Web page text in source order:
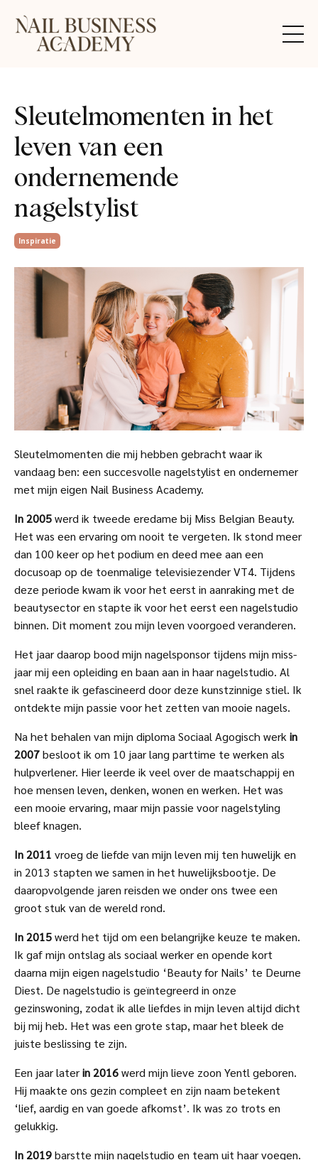
Sleutelmomenten in het
leven van een
ondernemende
nagelstylist
Inspiratie
Sleutelmomenten die mij hebben gebracht waar ik
vandaag ben: een succesvolle nagelstylist en ondernemer
met mijn eigen Nail Business Academy.
In 2005werd ik tweede eredame bij Miss Belgian Beauty.
Het was een ervaring om nooit te vergeten. Ik stond meer
dan 100 keer op het podium en deed mee aan een
docusoap op de toenmalige televisiezender VT4. Tijdens
deze periode kwam ik voor het eerst in aanraking met de
beautysector en stapte ik voor het eerst een nagelstudio
binnen. Dit moment zou mijn leven voorgoed veranderen.
Het jaar daarop bood mijn nagelsponsor tijdens mijn miss-
jaar mij een opleiding en baan aan in haar nagelstudio. Al
snel raakte ik gefascineerd door deze kunstzinnige stiel. Ik
ontdekte mijn passie voor het zetten van mooie nagels.
Na het behalen van mijn diploma Sociaal Agogisch werk in
2007besloot ik om 10 jaar lang parttime te werken als
hulpverlener. Hier leerde ik veel over de maatschappij en
hoe mensen leven, denken, wonen en werken. Het was
een mooie ervaring, maar mijn passie voor nagelstyling
bleef knagen.
In 2011 vroeg de liefde van mijn leven mij ten huwelijk en
in 2013 stapten we samen in het huwelijksbootje. De
daaropvolgende jaren reisden we onder ons twee een
groot stuk van de wereld rond.
In 2015werd het tijd om een belangrijke keuze te maken.
Ik gaf mijn ontslag als sociaal werker en opende kort
daarna mijn eigen nagelstudio ‘Beauty for Nails’ te Deurne
Diest. De nagelstudio is geïntegreerd in onze
gezinswoning, zodat ik alle liefdes in mijn leven altijd dicht
bij mij heb. Het was een grote stap, maar het bleek de
juiste beslissing te zijn.
Een jaar laterin 2016werd mijn lieve zoon Yentl geboren.
Hij maakte ons gezin compleet en zijn naam betekent
‘lief, aardig en van goede afkomst’. Ik was zo trots en
gelukkig.
In 2019barstte mijn nagelstudio en team uit haar voegen.